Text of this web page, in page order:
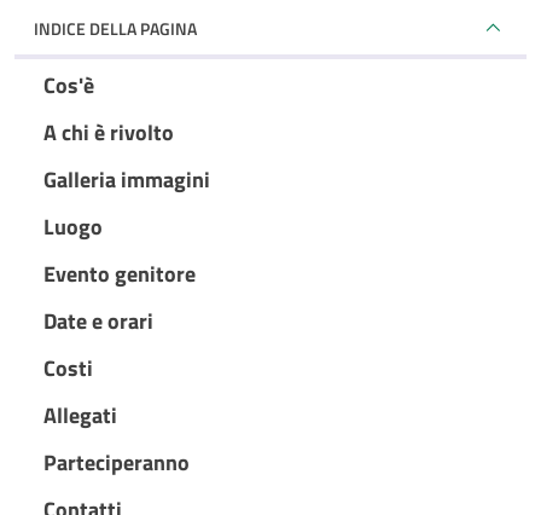
INDICE DELLA PAGINA
Cos'è
A chi è rivolto
Galleria immagini
Luogo
Evento genitore
Date e orari
Costi
Allegati
Parteciperanno